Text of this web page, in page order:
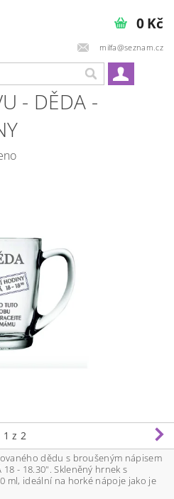
milfa@seznam.cz
0 Kč
- DĚDA -
1 z 2
dědu s broušeným nápisem
18 - 18.30". Skleněný hrnek s
ml, ideální na horké nápoje jako je